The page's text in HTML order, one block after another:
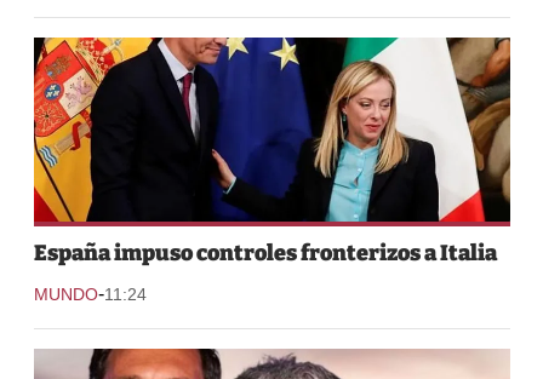
España impuso controles fronterizos a Italia
MUNDO-11:24